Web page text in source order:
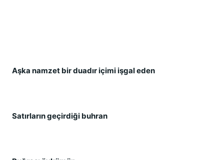
Aşka namzet bir duadır içimi işgal eden
Satırların geçirdiği buhran